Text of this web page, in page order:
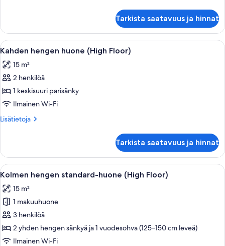
huone
Tarkista saatavuus ja hinnat
Avaa
kaikki
huonetyypin
Kahden
hengen
huone
(High
Floor)
Hotellihuone, jossa on suuri sänky,
4
Kahden hengen huone (High Floor)
15 m²
2 henkilöä
1 keskisuuri parisänky
Ilmainen Wi-Fi
Lisätietoja
Lisätietoja
huone
(High
Floor)
Tarkista saatavuus ja hinnat
Avaa
kaikki
huonetyypin
Kolmen
hengen
standard-
huone
Hotellihuone, jossa on kaksi
7
Kolmen hengen standard-huone (High Floor)
15 m²
1 makuuhuone
3 henkilöä
2 yhden hengen sänkyä ja 1 vuodesohva (125–150 cm leveä)
Ilmainen Wi-Fi